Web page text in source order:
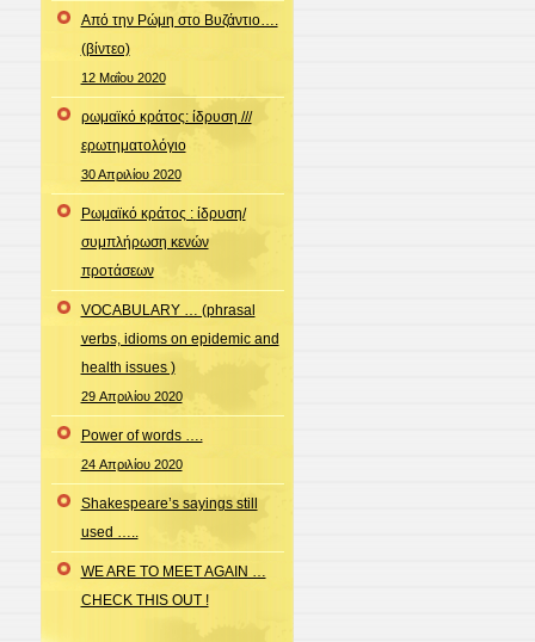
Από την Ρώμη στο Βυζάντιο….
(βίντεο)
12 Μαΐου 2020
ρωμαϊκό κράτος: ίδρυση ///
ερωτηματολόγιο
30 Απριλίου 2020
Ρωμαϊκό κράτος : ίδρυση/
συμπλήρωση κενών
προτάσεων
VOCABULARY … (phrasal
verbs, idioms on epidemic and
health issues )
29 Απριλίου 2020
Power of words ….
24 Απριλίου 2020
Shakespeare’s sayings still
used …..
WE ARE TO MEET AGAIN …
CHECK THIS OUT !